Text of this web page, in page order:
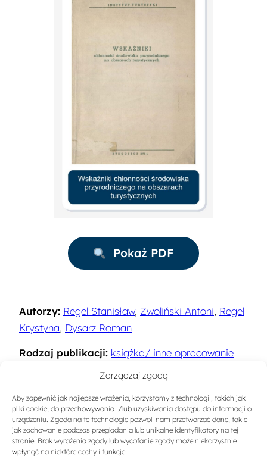
Zarządzaj zgodą
Aby zapewnić jak najlepsze wrażenia, korzystamy z technologii, takich jak
pliki cookie, do przechowywania i/lub uzyskiwania dostępu do informacji o
urządzeniu. Zgoda na te technologie pozwoli nam przetwarzać dane, takie
jak zachowanie podczas przeglądania lub unikalne identyfikatory na tej
stronie. Brak wyrażenia zgody lub wycofanie zgody może niekorzystnie
wpłynąć na niektóre cechy i funkcje.
Pokaż PDF
Autorzy: Regel Stanisław, Zwoliński Antoni, Regel
Krystyna, Dysarz Roman
Rodzaj publikacji: książka/ inne opracowanie
Rok: 1973
Miejsce wydania: Bydgoszcz
Sygnatura:4673